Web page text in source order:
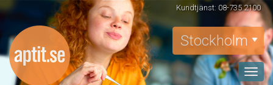
Kundtjänst: 08-735 2100
Stockholm
Toggle